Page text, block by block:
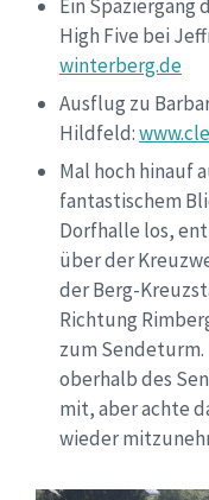
Ein Spaziergang
High Five bei
winterberg.de
Ausflug zu
Hildfeld:
Mal hoch hinauf
fantastischem
Dorfhalle los,
über der
der Berg-
Richtung
zum
oberhalb des
mit, aber achte
wieder